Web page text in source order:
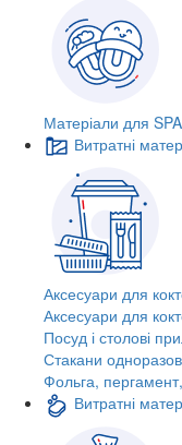
Матеріали для
Витратні
Аксесуари для
Аксесуари для
Посуд і столові
Стакани
Фольга,
Витратні